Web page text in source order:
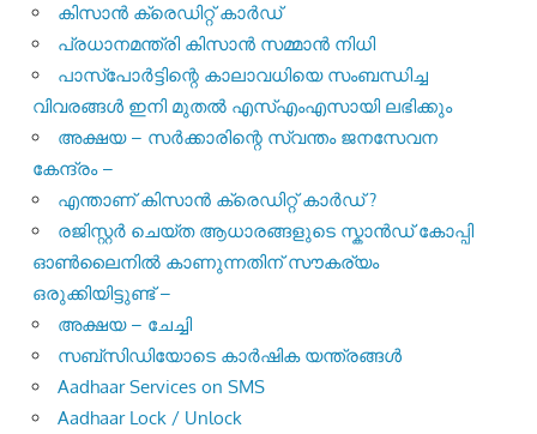
കിസാന്‍ ക്രെ‍ഡിറ്റ് കാര്‍ഡ്
പ്രധാനമന്ത്രി കിസാന്‍ സമ്മാന്‍ നിധി
പാസ്‌പോര്‍ട്ടിന്റെ കാലാവധിയെ സംബന്ധിച്ച
വിവരങ്ങള്‍ ഇനി മുതല്‍ എസ്എംഎസായി ലഭിക്കും
അക്ഷയ – സർക്കാരിന്റെ സ്വന്തം ജനസേവന
കേന്ദ്രം –
എന്താണ് കിസാൻ ക്രെഡിറ്റ് കാർഡ് ?
രജിസ്റ്റര്‍ ചെയ്ത ആധാരങ്ങളുടെ സ്കാന്‍ഡ് കോപ്പി
ഓണ്‍ലൈനില്‍ കാണുന്നതിന് സൗകര്യം
ഒരുക്കിയിട്ടുണ്ട് –
അക്ഷയ – ചേച്ചി
സബ്സിഡിയോടെ കാർഷിക യന്ത്രങ്ങൾ
Aadhaar Services on SMS
Aadhaar Lock / Unlock